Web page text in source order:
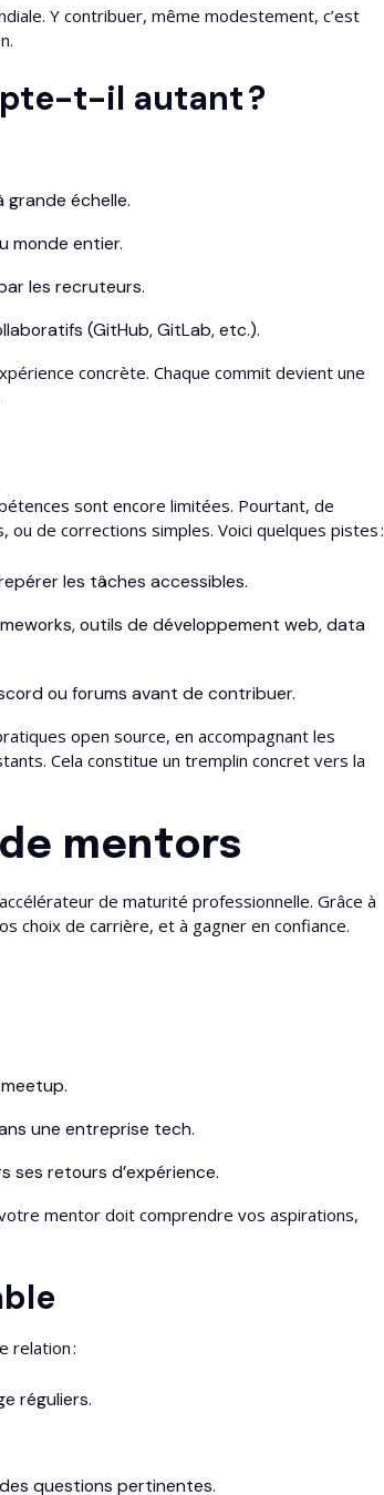
Y contribuer, même modestement, c’est
t-il autant ?
grande échelle.
monde entier.
les recruteurs.
(GitHub, GitLab, etc.).
concrète. Chaque commit devient une
sont encore limitées. Pourtant, de
de corrections simples. Voici quelques pistes :
les tâches accessibles.
outils de développement web, data
ou forums avant de contribuer.
open source, en accompagnant les
Cela constitue un tremplin concret vers la
mentors
de maturité professionnelle. Grâce à
choix de carrière, et à gagner en confiance.
une entreprise tech.
ses retours d’expérience.
mentor doit comprendre vos aspirations,
relation :
réguliers.
questions pertinentes.